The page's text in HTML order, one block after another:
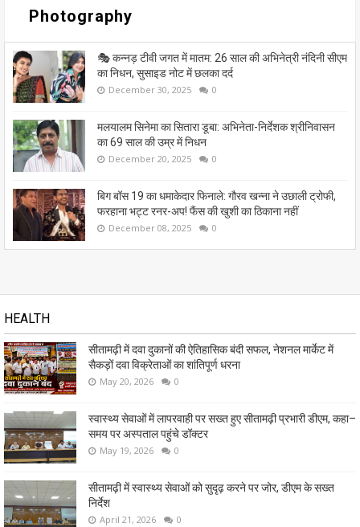
Photography
🎭 कन्नड़ टीवी जगत में मातम: 26 साल की अभिनेत्री नंदिनी सीएम
का निधन, सुसाइड नोट में छलका दर्द
December 30, 2025 0
मलयालम सिनेमा का सितारा डूबा: अभिनेता-निर्देशक श्रीनिवासन
का 69 साल की उम्र में निधन
December 20, 2025 0
बिग बॉस 19 का धमाकेदार फिनाले: गौरव खन्ना ने उछाली ट्रोफी,
फरहाना भट्ट रनर-अप! फैंस की खुशी का ठिकाना नहीं
December 08, 2025 0
HEALTH
सीतामढ़ी में दवा दुकानों की ऐतिहासिक बंदी सफल, नेशनल मार्केट में
सैकड़ों दवा विक्रेताओं का शांतिपूर्ण धरना
May 20, 2026 0
स्वास्थ्य सेवाओं में लापरवाही पर सख्त हुए सीतामढ़ी प्रभारी डीएम, कहा–
समय पर अस्पताल पहुंचे डॉक्टर
May 19, 2026 0
सीतामढ़ी में स्वास्थ्य सेवाओं को सुदृढ़ करने पर जोर, डीएम के सख्त
निर्देश
April 21, 2026 0